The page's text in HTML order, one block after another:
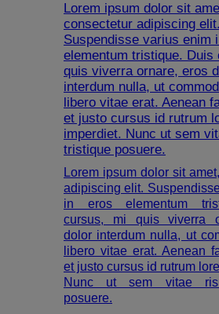
Lorem ipsum dolor sit
consectetur adipiscing elit.
Suspendisse varius enim
elementum tristique. Duis
quis viverra ornare, eros
interdum nulla, ut
libero vitae erat. Aenean
et justo cursus id rutrum
imperdiet. Nunc ut sem
tristique posuere.
Lorem ipsum dolor sit
adipiscing elit.
in eros elementum
cursus, mi quis viverra
dolor interdum nulla, ut
libero vitae erat. Aenean
et justo cursus id rutrum
Nunc ut sem vitae
posuere.